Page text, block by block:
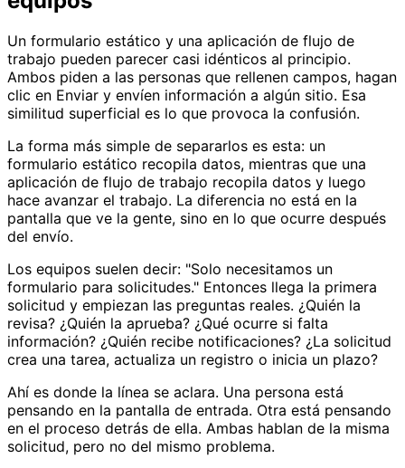
Un formulario estático y una aplicación de flujo de
trabajo pueden parecer casi idénticos al principio.
Ambos piden a las personas que rellenen campos, hagan
clic en Enviar y envíen información a algún sitio. Esa
similitud superficial es lo que provoca la confusión.
La forma más simple de separarlos es esta: un
formulario estático recopila datos, mientras que una
aplicación de flujo de trabajo recopila datos y luego
hace avanzar el trabajo. La diferencia no está en la
pantalla que ve la gente, sino en lo que ocurre después
del envío.
Los equipos suelen decir: "Solo necesitamos un
formulario para solicitudes." Entonces llega la primera
solicitud y empiezan las preguntas reales. ¿Quién la
revisa? ¿Quién la aprueba? ¿Qué ocurre si falta
información? ¿Quién recibe notificaciones? ¿La solicitud
crea una tarea, actualiza un registro o inicia un plazo?
Ahí es donde la línea se aclara. Una persona está
pensando en la pantalla de entrada. Otra está pensando
en el proceso detrás de ella. Ambas hablan de la misma
solicitud, pero no del mismo problema.